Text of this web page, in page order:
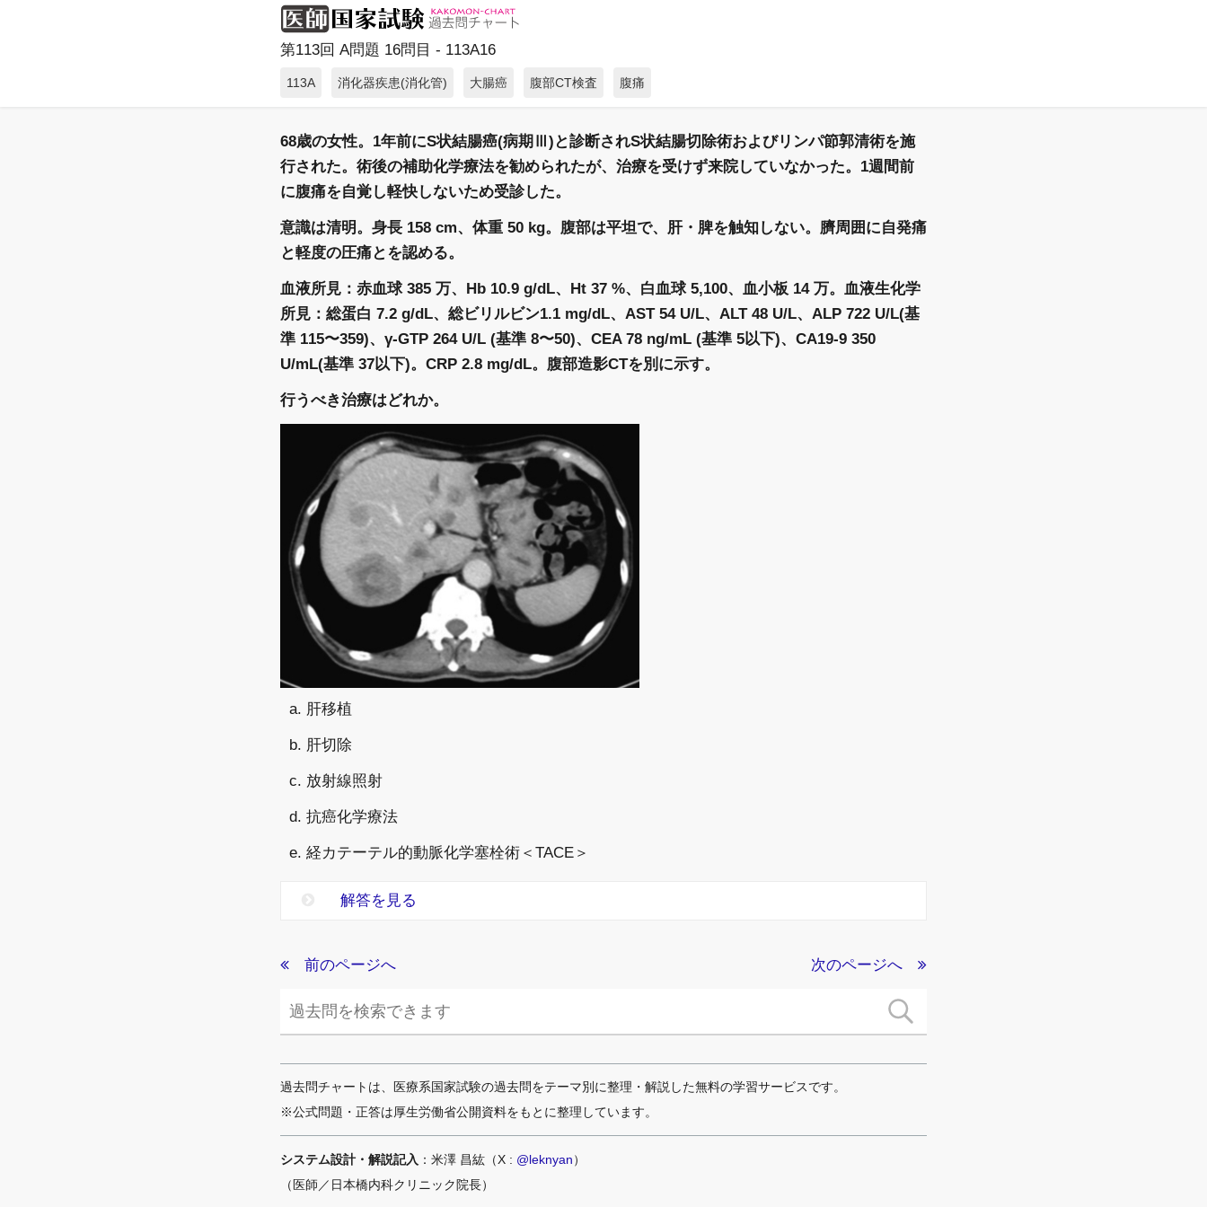
第113回 A問題 16問目 - 113A16
113A 消化器疾患(消化管) 大腸癌 腹部CT検査 腹痛
68歳の女性。1年前にS状結腸癌(病期Ⅲ)と診断されS状結腸切除術およびリンパ節郭清術を施
行された。術後の補助化学療法を勧められたが、治療を受けず来院していなかった。1週間前
に腹痛を自覚し軽快しないため受診した。
意識は清明。身長 158 cm、体重 50 kg。腹部は平坦で、肝・脾を触知しない。臍周囲に自発痛
と軽度の圧痛とを認める。
血液所見：赤血球 385 万、Hb 10.9 g/dL、Ht 37 %、白血球 5,100、血小板 14 万。 血液生化学
所見：総蛋白 7.2 g/dL、総ビリルビン1.1 mg/dL、AST 54 U/L、ALT 48 U/L、ALP 722 U/L(基
準 115〜359)、γ-GTP 264 U/L (基準 8〜50)、CEA 78 ng/mL (基準 5以下)、CA19-9 350
U/mL(基準 37以下)。CRP 2.8 mg/dL。腹部造影CTを別に示す。
行うべき治療はどれか。
a. 肝移植
b. 肝切除
c. 放射線照射
d. 抗癌化学療法
e. 経カテーテル的動脈化学塞栓術＜TACE＞
解答を見る
前のページへ 次のページへ
過去問チャートは、医療系国家試験の過去問をテーマ別に整理・解説した無料の学習サービスです。
※公式問題・正答は厚生労働省公開資料をもとに整理しています。
システム設計・解説記入 ：米澤 昌紘（X : @leknyan）
（医師／日本橋内科クリニック院長）